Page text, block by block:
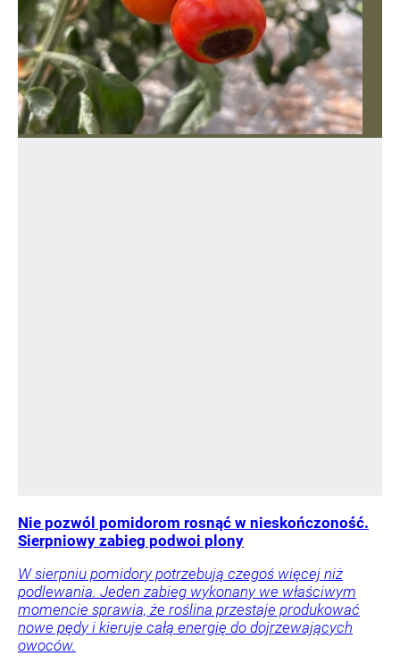
Nie pozwól pomidorom rosnąć w nieskończoność.
Sierpniowy zabieg podwoi plony
W sierpniu pomidory potrzebują czegoś więcej niż
podlewania. Jeden zabieg wykonany we właściwym
momencie sprawia, że roślina przestaje produkować
nowe pędy i kieruje całą energię do dojrzewających
owoców.